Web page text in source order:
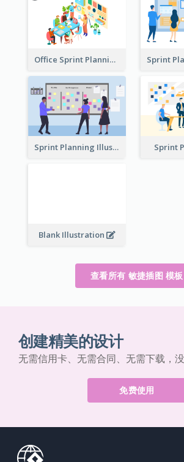
Office Sprint Planning
Sprint Planning Illustration Sprint
Blank Illustration
查看所有 敏捷插图 模板
创建精美的设计
无需信用卡、无需合同、无需下载，没
免费使用